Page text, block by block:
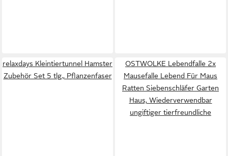
relaxdays Kleintiertunnel Hamster
Zubehör Set 5 tlg., Pflanzenfaser
OSTWOLKE Lebendfalle 2x
Mausefalle Lebend Für Maus
Ratten Siebenschläfer Garten
Haus, Wiederverwendbar
ungiftiger tierfreundliche